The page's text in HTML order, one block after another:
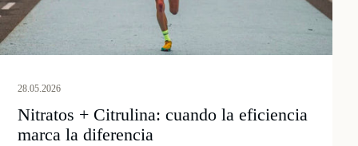
28.05.2026
Nitratos + Citrulina: cuando la eficiencia
marca la diferencia